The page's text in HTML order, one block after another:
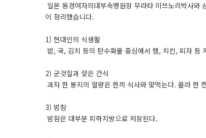
일본 동경여자의대부속병원장 무라타 미쓰노리박사
이 정리했습니다.
1) 현대인의 식생활
밥, 국, 김치 등의 탄수화물 중심에서 햄, 치킨, 피자 등
2) 군것질과 잦은 간식
과자 한 봉지의 열량은 한끼 식사와 맞먹는다. 콜라
3) 밤참
밤참은 대부분 피하지방으로 저장된다.